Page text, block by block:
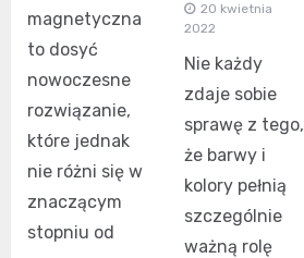
magnetyczna
to dosyć
nowoczesne
rozwiązanie,
które jednak
nie różni się w
znaczącym
stopniu od
20 kwietnia
2022
Nie każdy
zdaje sobie
sprawę z tego,
że barwy i
kolory pełnią
szczególnie
ważną rolę